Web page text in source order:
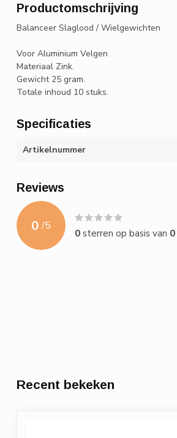
Productomschrijving
Balanceer Slaglood / Wielgewichten
Voor Aluminium Velgen
Materiaal Zink.
Gewicht 25 gram.
Totale inhoud 10 stuks.
Specificaties
Artikelnummer
Reviews
0 /5
0sterren op basis van 0
Recent bekeken